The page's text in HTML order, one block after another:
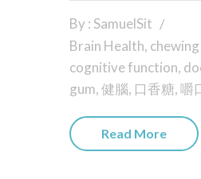
By : SamuelSit
Brain Health,
cognitive function,
gum,健腦, 口香糖,嚼
Read More